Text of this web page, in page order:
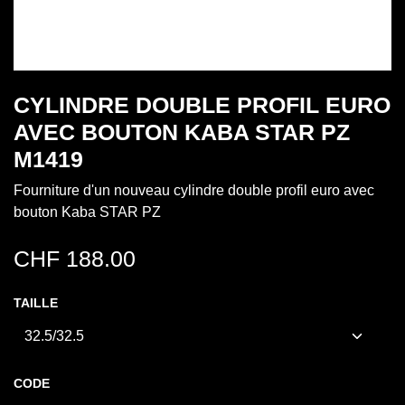
CYLINDRE DOUBLE PROFIL EURO
AVEC BOUTON KABA STAR PZ
M1419
Fourniture d'un nouveau cylindre double profil euro avec
bouton Kaba STAR PZ
CHF 188.00
TAILLE
CODE